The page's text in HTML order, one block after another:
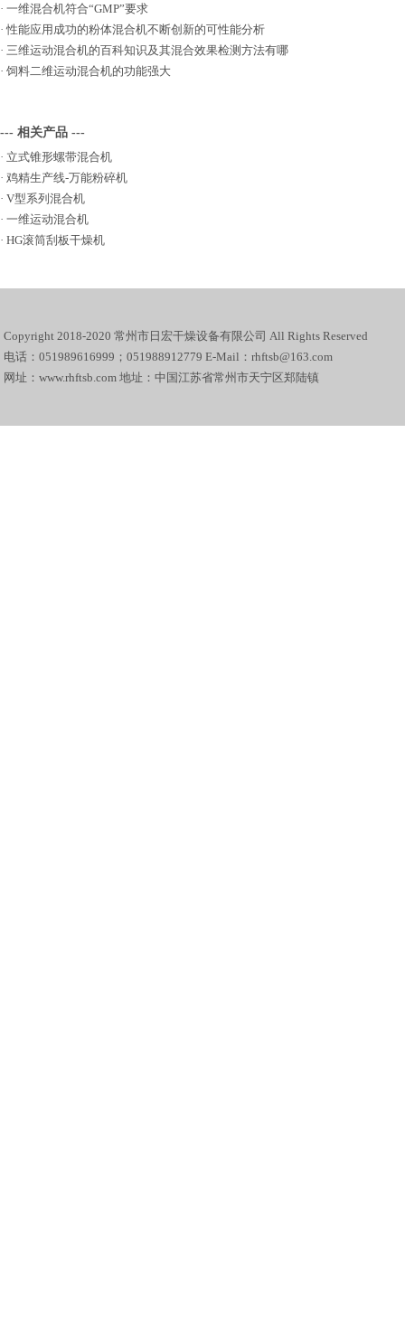
· 一维混合机符合“GMP”要求
· 性能应用成功的粉体混合机不断创新的可性能分析
· 三维运动混合机的百科知识及其混合效果检测方法有哪
· 饲料二维运动混合机的功能强大
--- 相关产品 ---
· 立式锥形螺带混合机
· 鸡精生产线-万能粉碎机
· V型系列混合机
· 一维运动混合机
· HG滚筒刮板干燥机
Copyright 2018-2020 常州市日宏干燥设备有限公司 All Rights Reserved
电话：051989616999；051988912779 E-Mail：rhftsb@163.com
网址：www.rhftsb.com 地址：中国江苏省常州市天宁区郑陆镇